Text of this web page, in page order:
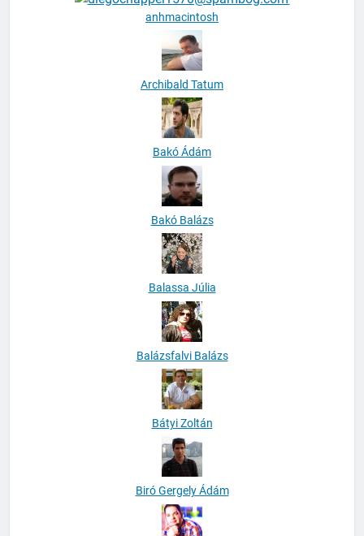
anhmacintosh
Archibald Tatum
Bakó Ádám
Bakó Balázs
Balassa Júlia
Balázsfalvi Balázs
Bátyi Zoltán
Biró Gergely Ádám